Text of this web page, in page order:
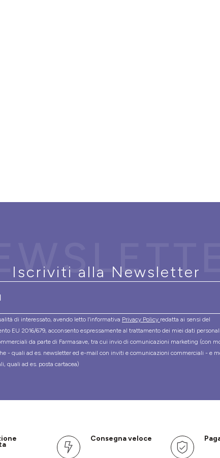
Iscriviti alla Newsletter
di interessato, avendo letto l’informativa Privacy Policy redatta ai sensi del
EU 2016/679, acconsento espressamente al trattamento dei miei dati
da parte di Farmasave, tra cui invio di comunicazioni marketing (con
- quali ad es. newsletter ed e-mail con inviti e comunicazioni commerciali - e
quali ad es. posta cartacea)
Consegna veloce